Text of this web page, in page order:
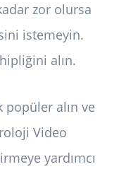
zor olursa
istemeyin.
alın.
popüler alın ve
Video
yardımcı